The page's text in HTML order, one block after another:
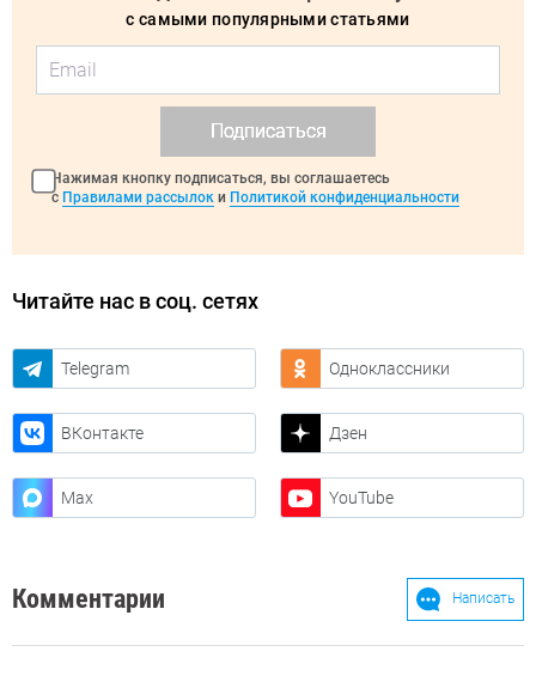
с самыми популярными статьями
Подписаться
Нажимая кнопку подписаться, вы соглашаетесь
с Правилами рассылок и Политикой конфиденциальности
Читайте нас в соц. сетях
Telegram Одноклассники
ВКонтакте Дзен
Max YouTube
Комментарии Написать